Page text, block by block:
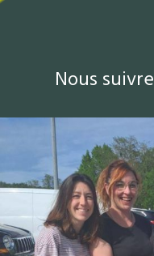
Nous suivre